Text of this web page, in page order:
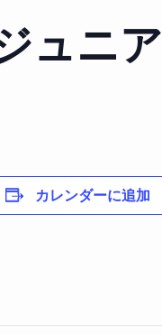
ュニア
カレンダーに追加